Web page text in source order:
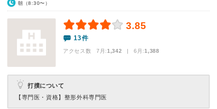
朝（8:30〜）
3.85
13件
アクセス数 7月:1,342 | 6月:1,388
打撲について
【専門医・資格】 整形外科専門医